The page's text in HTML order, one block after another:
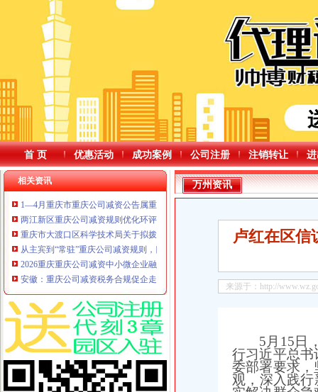
首 页 优惠活动 成功案例 公司注册 注销转让
相关资讯
1—4月重庆市重庆公司减资公告属重点国企利润总额同比增长7.2%
两江新区重庆公司减资规则优化环评分类管理带动投资近10亿元
重庆市大渡口区科学技术局关于拟拨付2025年第二批创新能力提升项目（科技
从主宾到“常驻”重庆公司减资规则，四川携26家企业近百件展品来了川渝同心
2026重庆重庆公司减资中小微企业融资服务行动启动力争促成融资超1000亿元
安徽：重庆公司减资税务合规促企走稳绿色转型路
万州资讯
卢红在区信
来源于：http://
5月15日
行习近平总
委部署要求
观，深入践